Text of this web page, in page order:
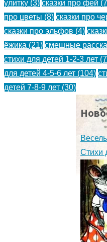
улитку (3) сказки про фей
про цветы (8) сказки про
сказки про эльфов (4)
ёжика (21) смешные
стихи для детей 1-2-3 лет
для детей 4-5-6 лет (104)
детей 7-8-9 лет (30)
Стихи